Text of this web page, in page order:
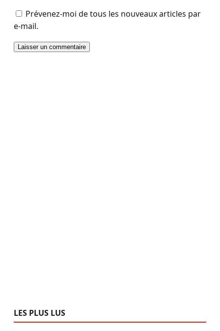
Prévenez-moi de tous les nouveaux articles par
e-mail.
LES PLUS LUS